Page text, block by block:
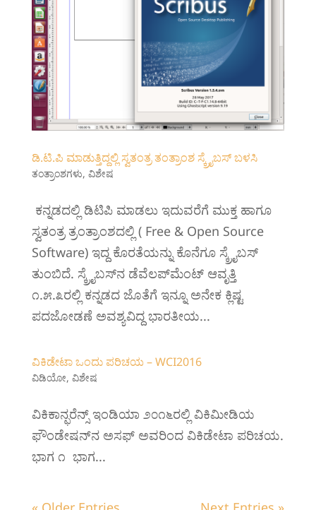
ಡಿ‍.ಟಿ.ಪಿ ಮಾಡುತ್ತಿದ್ದಲ್ಲಿ ಸ್ವತಂತ್ರ ತಂತ್ರಾಂಶ ಸ್ಕ್ರೈಬಸ್ ಬಳಸಿ
ತಂತ್ರಾಂಶಗಳು, ವಿಶೇಷ
‍ ‍ಕನ್ನಡದಲ್ಲಿ ಡಿಟಿಪಿ ಮಾಡಲು ‍‍ಇದುವರೆಗೆ ಮುಕ್ತ ಹಾಗೂ
ಸ್ವತಂತ್ರ ತ್ರಂತ್ರಾಂಶದಲ್ಲಿ ( Free & Open Source
Software) ಇದ್ದ ಕೊರತೆಯನ್ನು ಕೊನೆಗೂ ಸ್ಕ್ರೈಬಸ್‍‍‍‍
ತುಂಬಿದೆ. ಸ್ಕ್ರೈಬಸ್‌ನ ಡೆವೆಲಪ್‌ಮೆಂಟ್ ಆವೃತ್ತಿ
೧.೫.೩ರಲ್ಲಿ ಕನ್ನಡದ ಜೊತೆಗೆ ಇನ್ನೂ ಅನೇಕ ಕ್ಲಿಷ್ಟ
ಪದಜೋಡಣೆ ಅವಶ್ಯವಿದ್ದ ಭಾರತೀಯ...
ವಿಕಿಡೇಟಾ ಒಂದು ಪರಿಚಯ – WCI2016
ವಿಡಿಯೋ, ವಿಶೇಷ
ವಿಕಿಕಾನ್ಫರೆನ್ಸ್ ಇಂಡಿಯಾ ೨೦೧೬ರಲ್ಲಿ ವಿಕಿಮೀಡಿಯ
ಫೌಂಡೇಷನ್‌ನ ಅಸಫ್ ಅವರಿಂದ ವಿಕಿಡೇಟಾ ಪರಿಚಯ.
ಭಾಗ ೧ ‍‍‍ ಭಾಗ...